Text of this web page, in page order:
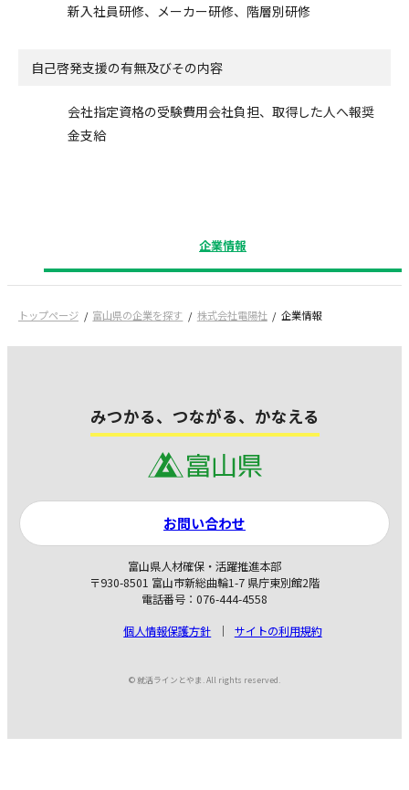
新入社員研修、メーカー研修、階層別研修
自己啓発支援の有無及びその内容
会社指定資格の受験費用会社負担、取得した人へ報奨
金支給
企業情報
トップページ 富山県の企業を探す 株式会社電陽社 企業情報
みつかる、つながる、かなえる
富山県人材確保・活躍推進本部
〒930-8501 富山市新総曲輪1-7 県庁東別館2階
電話番号：076-444-4558
個人情報保護方針
サイトの利用規約
お問い合わせ
© 就活ラインとやま. All rights reserved.